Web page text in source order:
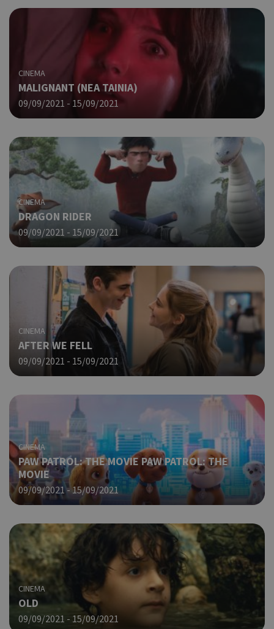
CINEMA
MALIGNANT (NΕΑ ΤΑΙΝΙΑ)
09/09/2021 - 15/09/2021
CINEMA
DRAGON RIDER
09/09/2021 - 15/09/2021
CINEMA
AFTER WE FELL
09/09/2021 - 15/09/2021
CINEMA
PAW PATROL: THE MOVIE PAW PATROL: THE
MOVIE
09/09/2021 - 15/09/2021
CINEMA
OLD
09/09/2021 - 15/09/2021